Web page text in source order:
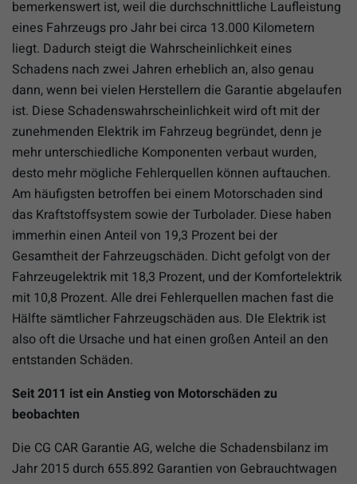
bemerkenswert ist, weil die durchschnittliche Laufleistung
eines Fahrzeugs pro Jahr bei circa 13.000 Kilometern
liegt. Dadurch steigt die Wahrscheinlichkeit eines
Schadens nach zwei Jahren erheblich an, also genau
dann, wenn bei vielen Herstellern die Garantie abgelaufen
ist. Diese Schadenswahrscheinlichkeit wird oft mit der
zunehmenden Elektrik im Fahrzeug begründet, denn je
mehr unterschiedliche Komponenten verbaut wurden,
desto mehr mögliche Fehlerquellen können auftauchen.
Am häufigsten betroffen bei einem Motorschaden sind
das Kraftstoffsystem sowie der Turbolader. Diese haben
immerhin einen Anteil von 19,3 Prozent bei der
Gesamtheit der Fahrzeugschäden. Dicht gefolgt von der
Fahrzeugelektrik mit 18,3 Prozent, und der Komfortelektrik
mit 10,8 Prozent. Alle drei Fehlerquellen machen fast die
Hälfte sämtlicher Fahrzeugschäden aus. DIe Elektrik ist
also oft die Ursache und hat einen großen Anteil an den
entstanden Schäden.
Seit 2011 ist ein Anstieg von Motorschäden zu
beobachten
Die CG CAR Garantie AG, welche die Schadensbilanz im
Jahr 2015 durch 655.892 Garantien von Gebrauchtwagen